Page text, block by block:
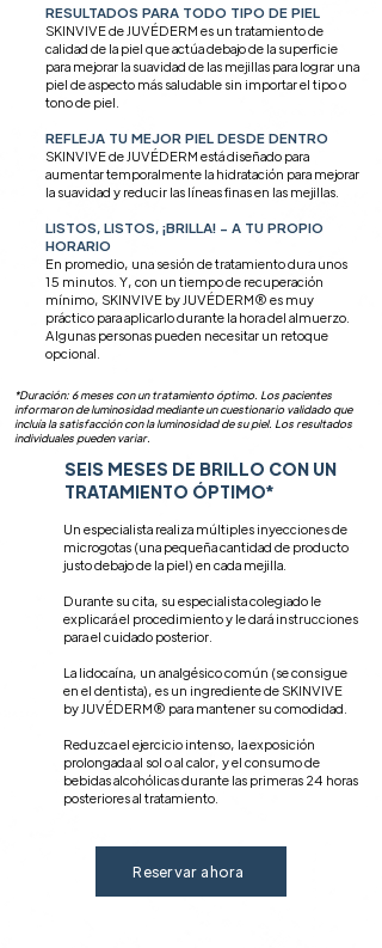
RESULTADOS PARA TODO TIPO DE PIEL
SKINVIVE de JUVÉDERM es un tratamiento de
calidad de la piel que actúa debajo de la superficie
para mejorar la suavidad de las mejillas para lograr una
piel de aspecto más saludable sin importar el tipo o
tono de piel.
REFLEJA TU MEJOR PIEL DESDE DENTRO
SKINVIVE de JUVÉDERM está diseñado para
aumentar temporalmente la hidratación para mejorar
la suavidad y reducir las líneas finas en las mejillas.
LISTOS, LISTOS, ¡BRILLA! - A TU PROPIO
HORARIO
En promedio, una sesión de tratamiento dura unos
15 minutos. Y, con un tiempo de recuperación
mínimo, SKINVIVE by JUVÉDERM® es muy
práctico para aplicarlo durante la hora del almuerzo.
Algunas personas pueden necesitar un retoque
opcional.
*Duración: 6 meses con un tratamiento óptimo. Los pacientes
informaron de luminosidad mediante un cuestionario validado que
incluía la satisfacción con la luminosidad de su piel. Los resultados
individuales pueden variar.
SEIS MESES DE BRILLO CON UN
TRATAMIENTO ÓPTIMO*
Un especialista realiza múltiples inyecciones de
microgotas (una pequeña cantidad de producto
justo debajo de la piel) en cada mejilla.
Durante su cita, su especialista colegiado le
explicará el procedimiento y le dará instrucciones
para el cuidado posterior.
La lidocaína, un analgésico común (se consigue
en el dentista), es un ingrediente de SKINVIVE
by JUVÉDERM® para mantener su comodidad.
Reduzca el ejercicio intenso, la exposición
prolongada al sol o al calor, y el consumo de
bebidas alcohólicas durante las primeras 24 horas
posteriores al tratamiento.
Reservar ahora